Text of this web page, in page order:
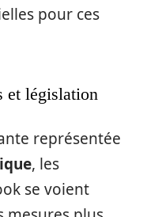
pour ces
et législation
représentée
, les
se voient